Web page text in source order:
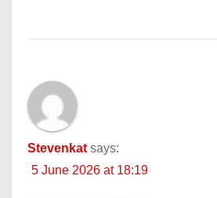
Stevenkat says:
5 June 2026 at 18:19